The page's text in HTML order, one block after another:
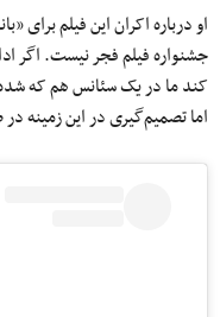
او درباره اکران این فیلم برای
جشنواره فیلم فجر نیست. اگر
کند ما در یک سئانس هم که شده
اما تصمیم‌گیری در این زمینه